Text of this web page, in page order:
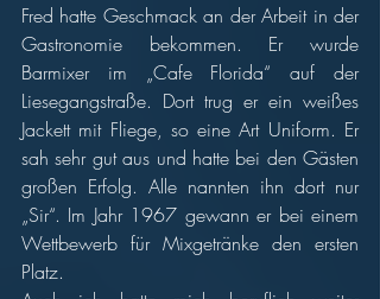
Fred hatte Geschmack an der Arbeit in der
Gastronomie bekommen. Er wurde
Barmixer im „Cafe Florida“ auf der
Liesegangstraße. Dort trug er ein weißes
Jackett mit Fliege, so eine Art Uniform. Er
sah sehr gut aus und hatte bei den Gästen
großen Erfolg. Alle nannten ihn dort nur
„Sir“. Im Jahr 1967 gewann er bei einem
Wettbewerb für Mixgetränke den ersten
Platz.